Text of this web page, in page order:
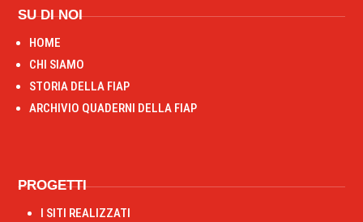
SU DI NOI
HOME
CHI SIAMO
STORIA DELLA FIAP
ARCHIVIO QUADERNI DELLA FIAP
PROGETTI
I SITI REALIZZATI